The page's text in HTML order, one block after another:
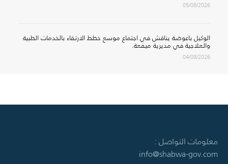
05/08/2026
الوكيل باعوضة يناقش في اجتماع موسع خطط الارتقاء بالخدمات الطبية
والعلاجية في مديرية ميفعة.
04/08/2026
معلومات التواصل :
info@shabwa-gov.com